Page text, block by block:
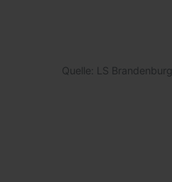
Quelle: LS Brandenburg